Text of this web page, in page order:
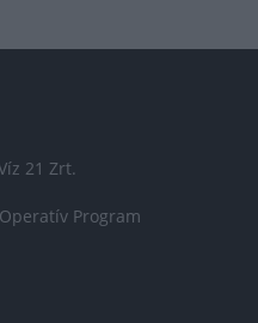
21 Zrt.
Program